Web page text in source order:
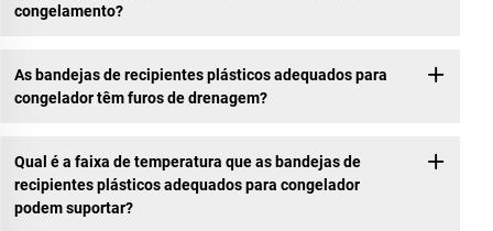
congelamento?
As bandejas de recipientes plásticos adequados para
congelador têm furos de drenagem?
Qual é a faixa de temperatura que as bandejas de
recipientes plásticos adequados para congelador
podem suportar?